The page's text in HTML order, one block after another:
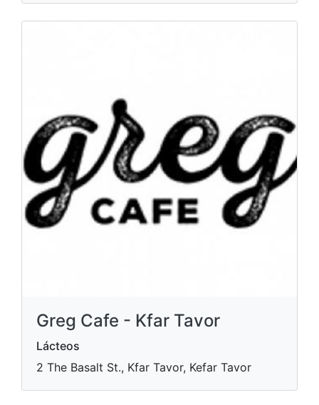
Greg Cafe - Kfar Tavor
Lácteos
2 The Basalt St., Kfar Tavor, Kefar Tavor